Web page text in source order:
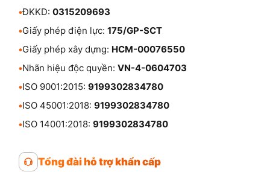
•ĐKKD: 0315209693
•Giấy phép điện lực: 175/GP-SCT
•Giấy phép xây dựng: HCM-00076550
•Nhãn hiệu độc quyền: VN-4-0604703
•ISO 9001:2015: 9199302834780
•ISO 45001:2018: 9199302834780
•ISO 14001:2018: 9199302834780
Tổng đài hỗ trợ khẩn cấp